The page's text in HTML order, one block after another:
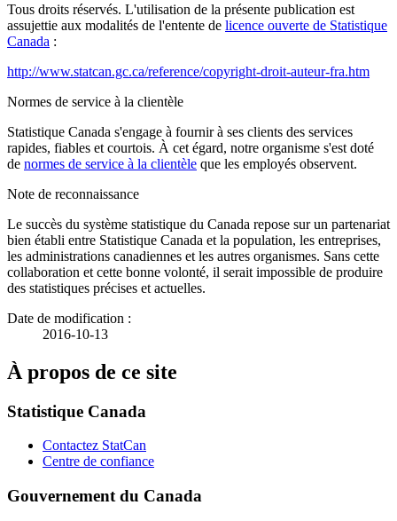
Tous droits réservés. L'utilisation de la présente publication est
assujettie aux modalités de l'entente de licence ouverte de Statistique
Canada :
http://www.statcan.gc.ca/reference/copyright-droit-auteur-fra.htm
Normes de service à la clientèle
Statistique Canada s'engage à fournir à ses clients des services
rapides, fiables et courtois. À cet égard, notre organisme s'est doté
de normes de service à la clientèle que les employés observent.
Note de reconnaissance
Le succès du système statistique du Canada repose sur un partenariat
bien établi entre Statistique Canada et la population, les entreprises,
les administrations canadiennes et les autres organismes. Sans cette
collaboration et cette bonne volonté, il serait impossible de produire
des statistiques précises et actuelles.
Date de modification :
2016-10-13
À propos de ce site
Statistique Canada
Contactez StatCan
Centre de confiance
Gouvernement du Canada